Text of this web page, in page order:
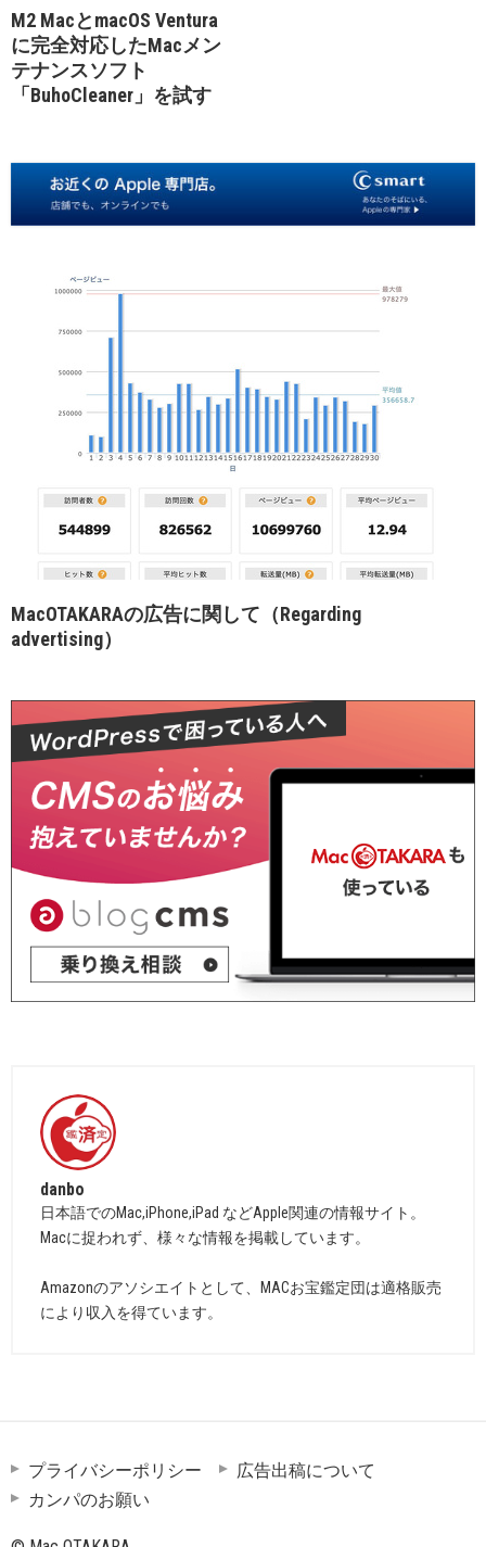
M2 MacとmacOS Ventura
に完全対応したMacメン
テナンスソフト
「BuhoCleaner」を試す
MacOTAKARAの広告に関して（Regarding
advertising）
danbo
日本語でのMac,iPhone,iPad などApple関連の情報サイト。
Macに捉われず、様々な情報を掲載しています。
Amazonのアソシエイトとして、MACお宝鑑定団は適格販売
により収入を得ています。
プライバシーポリシー
広告出稿について
カンパのお願い